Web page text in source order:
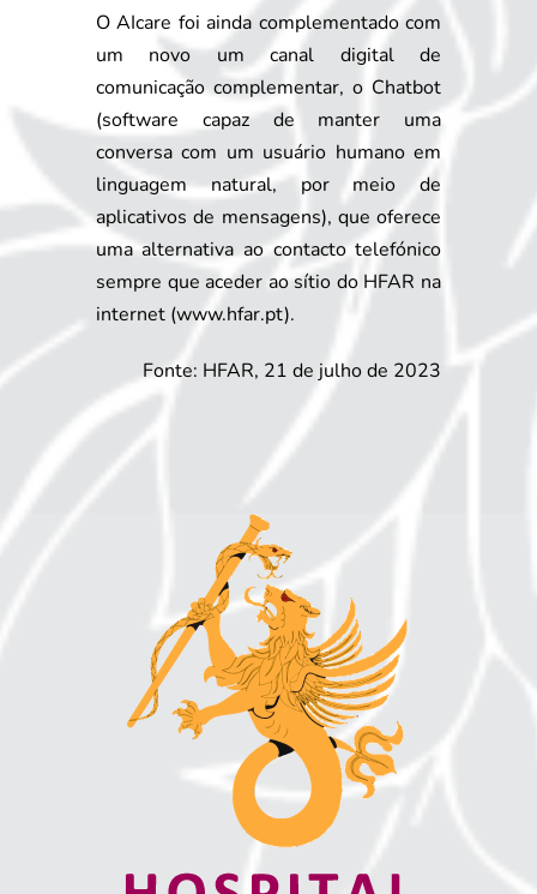
O AIcare foi ainda complementado com
um novo um canal digital de
comunicação complementar, o Chatbot
(software capaz de manter uma
conversa com um usuário humano em
linguagem natural, por meio de
aplicativos de mensagens), que oferece
uma alternativa ao contacto telefónico
sempre que aceder ao sítio do HFAR na
internet (www.hfar.pt).
Fonte: HFAR, 21 de julho de 2023